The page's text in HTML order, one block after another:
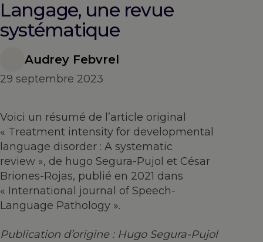
Langage, une revue
systématique
Audrey Febvrel
29 septembre 2023
Voici un résumé de l’article original
« Treatment intensity for developmental
language disorder : A systematic
review », de hugo Segura-Pujol et César
Briones-Rojas, publié en 2021 dans
« International journal of Speech-
Language Pathology ».
Publication d’origine : Hugo Segura-Pujol